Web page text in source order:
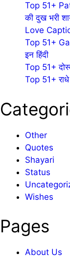
Top 51+
की दुख भरी
Love
Top 51+
इन हिंदी
Top 51+
Top 51+ राधे
Other
Quotes
Shayari
Status
Wishes
Pages
About Us